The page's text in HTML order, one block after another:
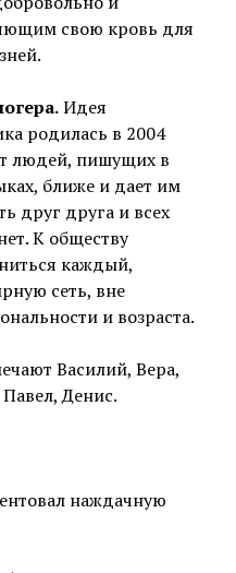
свою кровь для
Идея
родилась в 2004
людей, пишущих в
ближе и дает им
друг друга и всех
К обществу
каждый,
сеть, вне
и возраста.
Василий, Вера,
Денис.
наждачную